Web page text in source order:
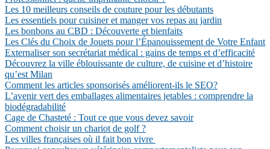
Les 10 meilleurs conseils de couture pour les débutants
Les essentiels pour cuisiner et manger vos repas au jardin
Les bonbons au CBD : Découverte et bienfaits
Les Clés du Choix de Jouets pour l’Épanouissement de Votre Enfant
Externaliser son secrétariat médical : gains de temps et d’efficacité
Découvrez la ville éblouissante de culture, de cuisine et d’histoire
qu’est Milan
Comment les articles sponsorisés améliorent-ils le SEO?
L’avenir vert des emballages alimentaires jetables : comprendre la
biodégradabilité
Cage de Chasteté : Tout ce que vous devez savoir
Comment choisir un chariot de golf ?
Les villes françaises où il fait bon vivre